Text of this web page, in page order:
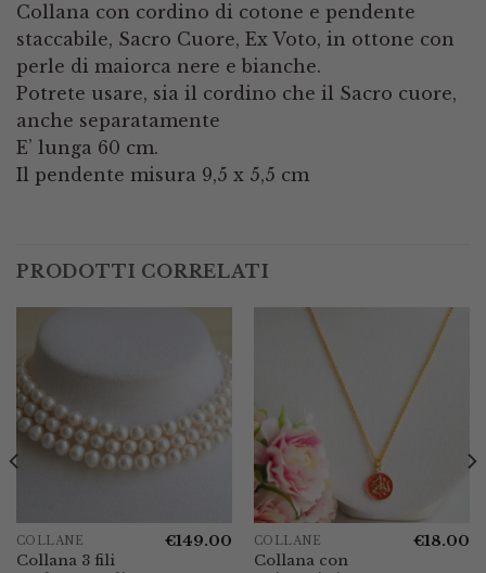
Collana con cordino di cotone e pendente
staccabile, Sacro Cuore, Ex Voto, in ottone con
perle di maiorca nere e bianche.
Potrete usare, sia il cordino che il Sacro cuore,
anche separatamente
E’ lunga 60 cm.
Il pendente misura 9,5 x 5,5 cm
PRODOTTI CORRELATI
COLLANE
Collana 3 fili
€149.00 COLLANE
Collana con
€18.00